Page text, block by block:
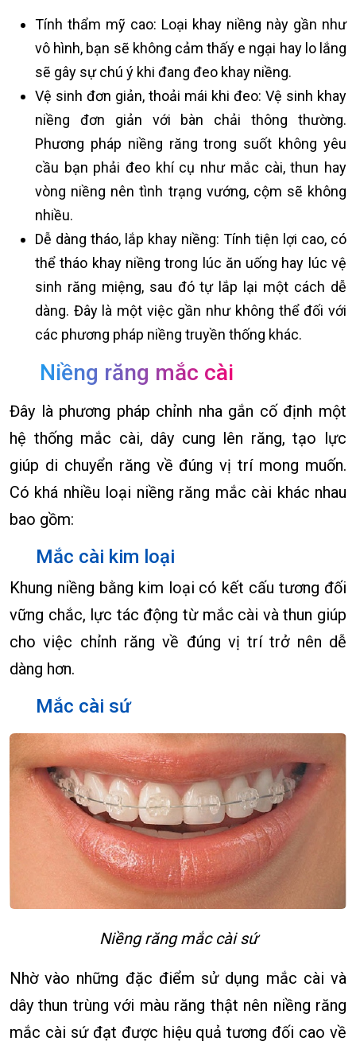
Tính thẩm mỹ cao: Loại khay niềng này gần như
vô hình, bạn sẽ không cảm thấy e ngại hay lo lắng
sẽ gây sự chú ý khi đang đeo khay niềng.
Vệ sinh đơn giản, thoải mái khi đeo: Vệ sinh khay
niềng đơn giản với bàn chải thông thường.
Phương pháp niềng răng trong suốt không yêu
cầu bạn phải đeo khí cụ như mắc cài, thun hay
vòng niềng nên tình trạng vướng, cộm sẽ không
nhiều.
Dễ dàng tháo, lắp khay niềng: Tính tiện lợi cao, có
thể tháo khay niềng trong lúc ăn uống hay lúc vệ
sinh răng miệng, sau đó tự lắp lại một cách dễ
dàng. Đây là một việc gần như không thể đối với
các phương pháp niềng truyền thống khác.
Niềng răng mắc cài
Đây là phương pháp chỉnh nha gắn cố định một
hệ thống mắc cài, dây cung lên răng, tạo lực
giúp di chuyển răng về đúng vị trí mong muốn.
Có khá nhiều loại niềng răng mắc cài khác nhau
bao gồm:
Mắc cài kim loại
Khung niềng bằng kim loại có kết cấu tương đối
vững chắc, lực tác động từ mắc cài và thun giúp
cho việc chỉnh răng về đúng vị trí trở nên dễ
dàng hơn.
Mắc cài sứ
Niềng răng mắc cài sứ
Nhờ vào những đặc điểm sử dụng mắc cài và
dây thun trùng với màu răng thật nên niềng răng
mắc cài sứ đạt được hiệu quả tương đối cao về